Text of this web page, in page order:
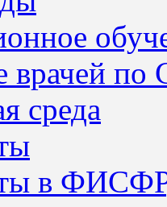
врачей по
среда
в